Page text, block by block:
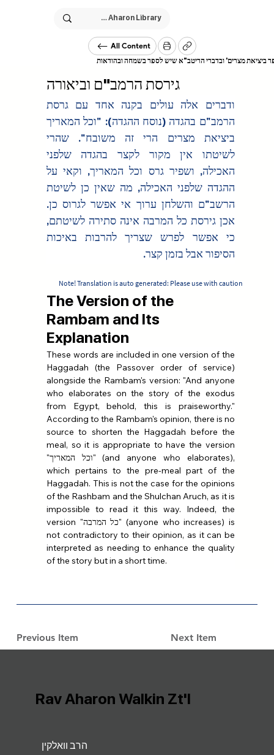
Previous Item Next Item
All Content
ביציאת מצרים' ובדברי הריטב"א שיש לספר בשמחה ובהודאות
גירסת הרמב"ם וביאורה
הסיפור אבל בזמן קצר.
Note! Translation is auto generated: Please use with caution
The Version of the
Rambam and Its
Explanation
These words are included in one version of the
Haggadah (the Passover order of service)
alongside the Rambam's version: "And anyone
who elaborates on the story of the exodus
from Egypt, behold, this is praiseworthy."
According to the Rambam's opinion, there is no
source to shorten the Haggadah before the
meal, so it is appropriate to have the version
"וכל המאריך" (and anyone who elaborates),
which pertains to the pre-meal part of the
Haggadah. This is not the case for the opinions
of the Rashbam and the Shulchan Aruch, as it is
impossible to read it this way. Indeed, the
version "כל המרבה" (anyone who increases) is
not contradictory to their opinion, as it can be
interpreted as needing to enhance the quality
of the story but in a short time.
הרב וואלקין
Rav Aharon Walkin Zt'l